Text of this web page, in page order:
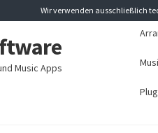
Music Apps
Wir verwenden ausschließlich